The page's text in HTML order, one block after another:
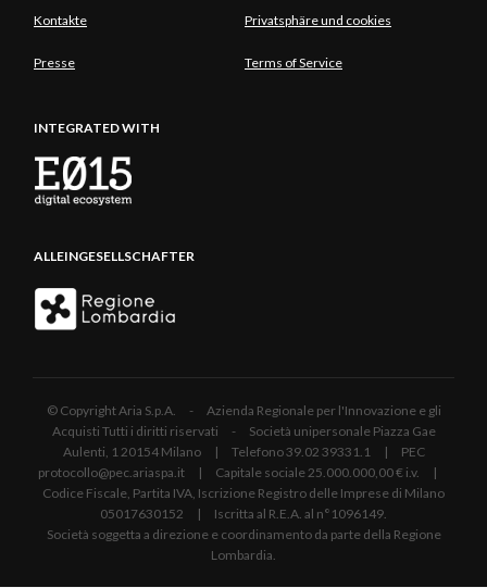
Kontakte Privatsphäre und cookies
Presse Terms of Service
INTEGRATED WITH
ALLEINGESELLSCHAFTER
© Copyright Aria S.p.A. - Azienda Regionale per l'Innovazione e gli
Acquisti Tutti i diritti riservati - Società unipersonale Piazza Gae
Aulenti, 1 20154 Milano | Telefono 39.02 39331.1 | PEC
protocollo@pec.ariaspa.it | Capitale sociale 25.000.000,00 € i.v. |
Codice Fiscale, Partita IVA, Iscrizione Registro delle Imprese di Milano
05017630152 | Iscritta al R.E.A. al n°1096149.
Società soggetta a direzione e coordinamento da parte della Regione
Lombardia.